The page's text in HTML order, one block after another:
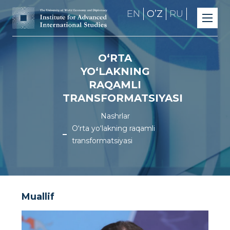
EN OʼZ RU
O‘RTA
YO‘LAKNING
RAQAMLI
TRANSFORMATSIYASI
Nashrlar
O‘rta yo‘lakning raqamli
transformatsiyasi
Muallif